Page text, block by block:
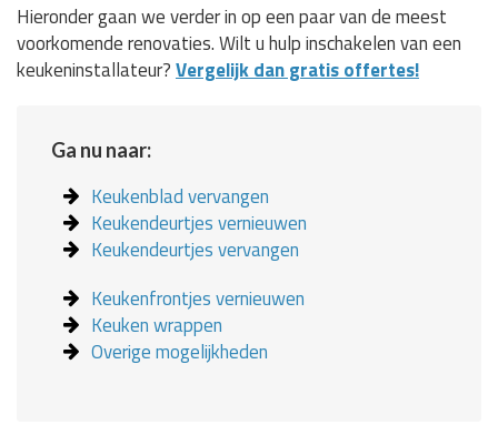
Hieronder gaan we verder in op een paar van de meest
voorkomende renovaties. Wilt u hulp inschakelen van een
keukeninstallateur?Vergelijk dan gratis offertes!
Ga nu naar:
Keukenblad vervangen
Keukendeurtjes vernieuwen
Keukendeurtjes vervangen
Keukenfrontjes vernieuwen
Keuken wrappen
Overige mogelijkheden